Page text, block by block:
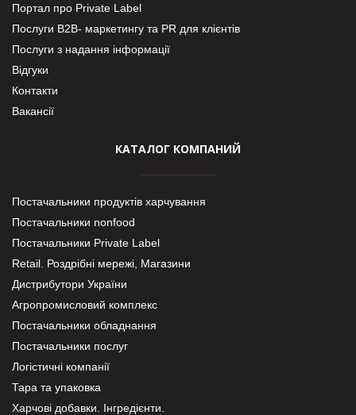
Портал про Private Label
Послуги В2В- маркетингу та PR для клієнтів
Послуги з надання інформації
Відгуки
Контакти
Вакансії
КАТАЛОГ КОМПАНИЙ
Постачальники продуктів харчування
Постачальники nonfood
Постачальники Private Label
Retail. Роздрібні мережі, Магазини
Дистрибутори України
Агропромисловий комплекс
Постачальники обладнання
Постачальники послуг
Логістичні компанії
Тара та упаковка
Харчові добавки. Інгредієнти.